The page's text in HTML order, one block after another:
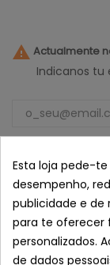
 Actualmente
Indicanos
Saboroso
adultos.
Receita
ingredientes
Esta loja pede-
desempenho,
publicidade e de
para te oferecer
personalizados.
de dados